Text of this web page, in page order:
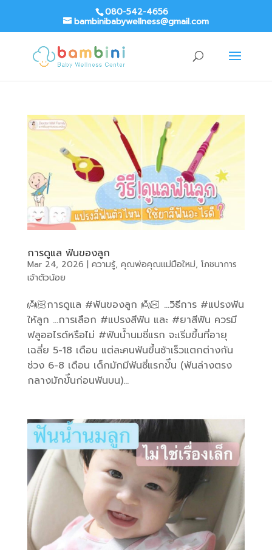
080-542-4656
bambinibabywellness@gmail.com
การดูแล ฟันของลูก
Mar 24, 2026 | ความรู้, คุณพ่อคุณแม่มือใหม่, โภชนาการ
เจ้าตัวน้อย
👼🏻การดูแล #ฟันของลูก 👼🏻 …วิธีการ #แปรงฟัน
ให้ลูก …การเลือก #แปรงสีฟัน และ #ยาสีฟัน ควรมี
ฟลูออไรด์หรือไม่ #ฟันน้ำนมซี่แรก จะเริ่มขึ้นที่อายุ
เฉลี่ย 5-18 เดือน แต่ละคนฟันขึ้นช้าเร็วแตกต่างกัน
ช่วง 6-8 เดือน เด็กมักมีฟันซี่แรกข้ึน (ฟันล่างตรง
กลางมักข้ึนก่อนฟันบน)...